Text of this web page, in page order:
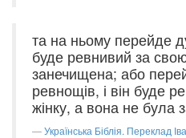
та на ньому перейде
буде ревнивий за
занечищена; або
ревнощів, і він буде
жінку, а вона не була
Українська Біблія. Переклад